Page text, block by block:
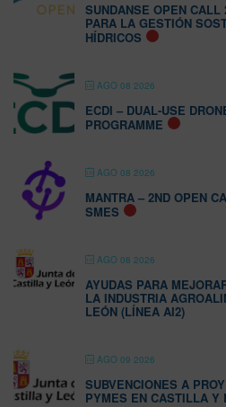
SUNDANSE OPEN
PARA LA GESTIÓN
HÍDRICOS
AGO 08 2026
ECDI – DUAL-USE
PROGRAMME
AGO 08 2026
MANTRA – 2ND OPEN
SMES
AGO 08 2026
AYUDAS PARA
LA INDUSTRIA
LEÓN (LÍNEA AI2)
AGO 09 2026
SUBVENCIONES A
PYMES EN CASTILLA Y